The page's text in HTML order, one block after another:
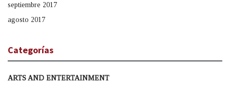
septiembre 2017
agosto 2017
Categorías
ARTS AND ENTERTAINMENT